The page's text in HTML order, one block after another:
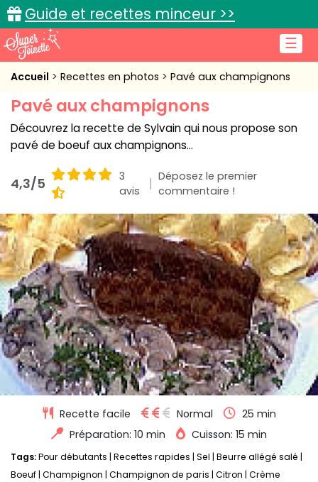
☰
Guide et recettes minceur >>
Accueil
Recettes de cuisine
Cuisine pratique
L'actu cuisine
Connexion
Accueil Recettes en photos Pavé aux champignons
Pavé aux champignons
Découvrez la recette de Sylvain qui nous propose son
pavé de boeuf aux champignons...
4,3/5
3
avis
Déposez le premier
commentaire !
Recette facile Normal
25 min
Préparation: 10 min
Cuisson: 15 min
Tags:Pour débutants Recettes rapides Sel Beurre allégé salé
Boeuf Champignon Champignon de paris Citron Crème